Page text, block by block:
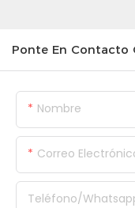
Ponte En Contacto
Nombre
Correo
Teléfono/